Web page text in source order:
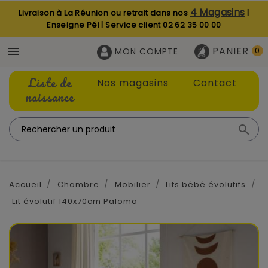
Livraison à La Réunion ou retrait dans nos 4 Magasins |
Enseigne Péi | Service client02 62 35 00 00
 PANIER 0
MON COMPTE
Liste de
naissance
Nos magasins Contact

Accueil Chambre Mobilier
Lits bébé évolutifs
Lit évolutif 140x70cm Paloma